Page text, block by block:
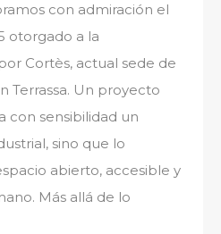
con admiración el
otorgado a la
Cortès, actual sede de
Terrassa. Un proyecto
con sensibilidad un
sino que lo
abierto, accesible y
Más allá de lo